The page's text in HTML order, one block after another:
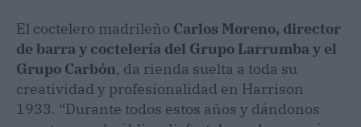
El coctelero madrileño Carlos Moreno, director
de barra y coctelería del Grupo Larrumba y el
Grupo Carbón, da rienda suelta a toda su
creatividad y profesionalidad en Harrison
1933. “Durante todos estos años y dándonos